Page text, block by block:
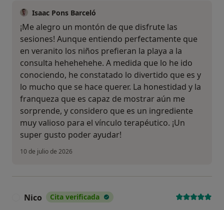
Isaac Pons Barceló
¡Me alegro un montón de que disfrute las
sesiones! Aunque entiendo perfectamente que
en veranito los niños prefieran la playa a la
consulta hehehehehe. A medida que lo he ido
conociendo, he constatado lo divertido que es y
lo mucho que se hace querer. La honestidad y la
franqueza que es capaz de mostrar aún me
sorprende, y considero que es un ingrediente
muy valioso para el vínculo terapéutico. ¡Un
super gusto poder ayudar!
10 de julio de 2026
Nico Cita verificada